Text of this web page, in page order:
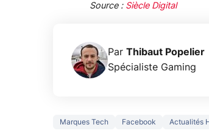
Source : Siècle Digital
Par Thibaut Popelier
Spécialiste Gaming
Marques Tech Facebook Actualités
5 générations
Ce que